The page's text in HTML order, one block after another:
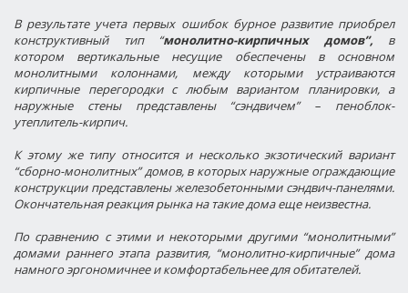
В результате учета первых ошибок бурное развитие приобрел
конструктивный тип “монолитно-кирпичных домов”, в
котором вертикальные несущие обеспечены в основном
монолитными колоннами, между которыми устраиваются
кирпичные перегородки с любым вариантом планировки, а
наружные стены представлены “сэндвичем” – пеноблок-
утеплитель-кирпич.
К этому же типу относится и несколько экзотический вариант
“сборно-монолитных” домов, в которых наружные ограждающие
конструкции представлены железобетонными сэндвич-панелями.
Окончательная реакция рынка на такие дома еще неизвестна.
По сравнению с этими и некоторыми другими “монолитными”
домами раннего этапа развития, “монолитно-кирпичные” дома
намного эргономичнее и комфортабельнее для обитателей.